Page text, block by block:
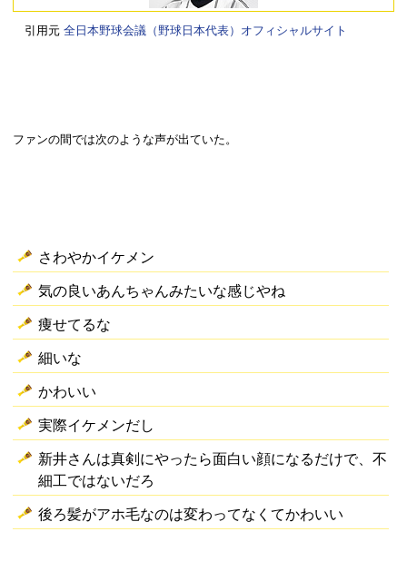
引用元全日本野球会議（野球日本代表）オフィシャルサイト
ファンの間では次のような声が出ていた。
さわやかイケメン
気の良いあんちゃんみたいな感じやね
痩せてるな
細いな
かわいい
実際イケメンだし
新井さんは真剣にやったら面白い顔になるだけで、不
細工ではないだろ
後ろ髪がアホ毛なのは変わってなくてかわいい